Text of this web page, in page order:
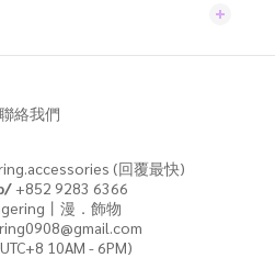
聯絡我們
(回覆最快)
+852 9283 6366
丨漫．飾物
10AM - 6PM)